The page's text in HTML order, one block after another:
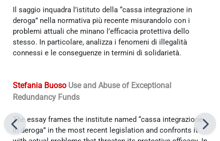
Il saggio inquadra l’istituto della “cassa integrazione in
deroga” nella normativa più recente misurandolo con i
problemi attuali che minano l’efficacia protettiva dello
stesso. In particolare, analizza i fenomeni di illegalità
connessi e le conseguenze in termini di solidarietà.
Stefania Buoso Use and Abuse of Exceptional
Redundancy Funds
The essay frames the institute named “cassa integrazione
in deroga” in the most recent legislation and confronts it